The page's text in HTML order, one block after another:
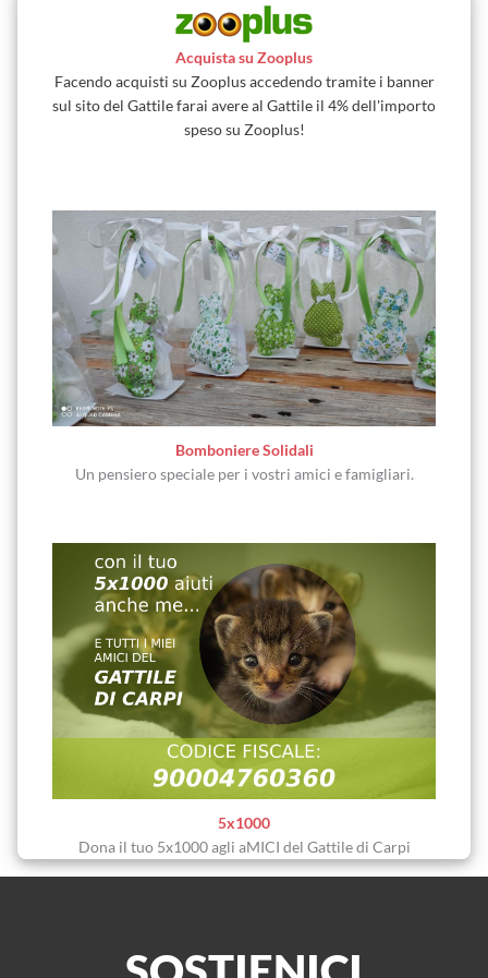
Acquista su Zooplus
Facendo acquisti su Zooplus accedendo tramite i banner
sul sito del Gattile farai avere al Gattile il 4% dell'importo
speso su Zooplus!
Bomboniere Solidali
Un pensiero speciale per i vostri amici e famigliari.
5x1000
Dona il tuo 5x1000 agli aMICI del Gattile di Carpi